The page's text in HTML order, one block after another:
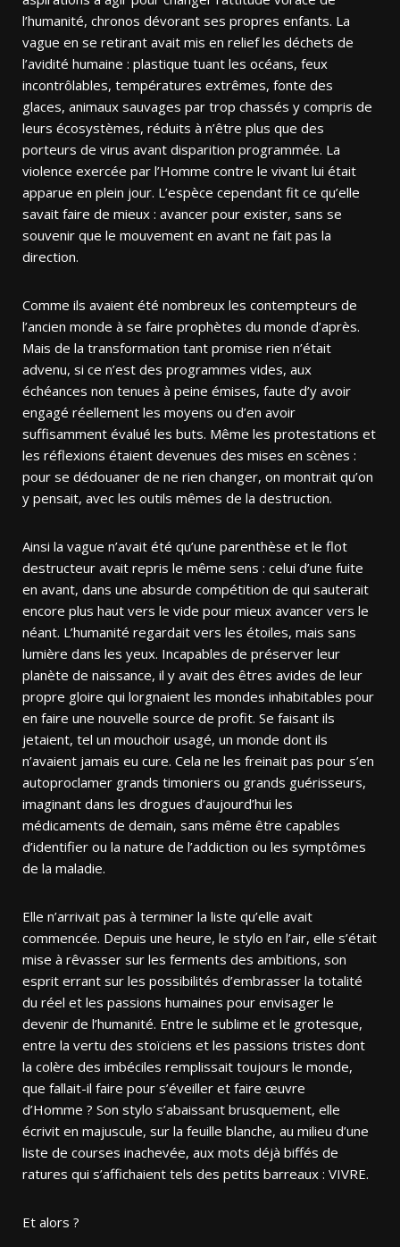
l’humanité, chronos dévorant ses propres enfants. La
vague en se retirant avait mis en relief les déchets de
l’avidité humaine : plastique tuant les océans, feux
incontrôlables, températures extrêmes, fonte des
glaces, animaux sauvages par trop chassés y compris de
leurs écosystèmes, réduits à n’être plus que des
porteurs de virus avant disparition programmée. La
violence exercée par l’Homme contre le vivant lui était
apparue en plein jour. L’espèce cependant fit ce qu’elle
savait faire de mieux : avancer pour exister, sans se
souvenir que le mouvement en avant ne fait pas la
direction.
Comme ils avaient été nombreux les contempteurs de
l’ancien monde à se faire prophètes du monde d’après.
Mais de la transformation tant promise rien n’était
advenu, si ce n’est des programmes vides, aux
échéances non tenues à peine émises, faute d’y avoir
engagé réellement les moyens ou d’en avoir
suffisamment évalué les buts. Même les protestations et
les réflexions étaient devenues des mises en scènes :
pour se dédouaner de ne rien changer, on montrait qu’on
y pensait, avec les outils mêmes de la destruction.
Ainsi la vague n’avait été qu’une parenthèse et le flot
destructeur avait repris le même sens : celui d’une fuite
en avant, dans une absurde compétition de qui sauterait
encore plus haut vers le vide pour mieux avancer vers le
néant. L’humanité regardait vers les étoiles, mais sans
lumière dans les yeux. Incapables de préserver leur
planète de naissance, il y avait des êtres avides de leur
propre gloire qui lorgnaient les mondes inhabitables pour
en faire une nouvelle source de profit. Se faisant ils
jetaient, tel un mouchoir usagé, un monde dont ils
n’avaient jamais eu cure. Cela ne les freinait pas pour s’en
autoproclamer grands timoniers ou grands guérisseurs,
imaginant dans les drogues d’aujourd’hui les
médicaments de demain, sans même être capables
d’identifier ou la nature de l’addiction ou les symptômes
de la maladie.
Elle n’arrivait pas à terminer la liste qu’elle avait
commencée. Depuis une heure, le stylo en l’air, elle s’était
mise à rêvasser sur les ferments des ambitions, son
esprit errant sur les possibilités d’embrasser la totalité
du réel et les passions humaines pour envisager le
devenir de l’humanité. Entre le sublime et le grotesque,
entre la vertu des stoïciens et les passions tristes dont
la colère des imbéciles remplissait toujours le monde,
que fallait-il faire pour s’éveiller et faire œuvre
d’Homme ? Son stylo s’abaissant brusquement, elle
écrivit en majuscule, sur la feuille blanche, au milieu d’une
liste de courses inachevée, aux mots déjà biffés de
ratures qui s’affichaient tels des petits barreaux : VIVRE.
Et alors ?